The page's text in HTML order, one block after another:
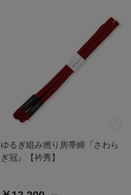
ゆるぎ組み撚り房帯締『さわら
ぎ冠』【衿秀】